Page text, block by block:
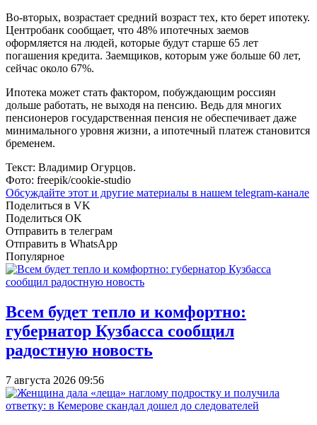
Во-вторых, возрастает средний возраст тех, кто берет ипотеку.
Центробанк сообщает, что 48% ипотечных заемов
оформляется на людей, которые будут старше 65 лет
погашения кредита. Заемщиков, которым уже больше 60 лет,
сейчас около 67%.
Ипотека может стать фактором, побуждающим россиян
дольше работать, не выходя на пенсию. Ведь для многих
пенсионеров государственная пенсия не обеспечивает даже
минимального уровня жизни, а ипотечный платеж становится
бременем.
Текст: Владимир Огурцов.
Фото: freepik/cookie-studio
Обсуждайте этот и другие материалы в нашем telegram-канале
Поделиться в VK
Поделиться OK
Отправить в телеграм
Отправить в WhatsApp
Популярное
Всем будет тепло и комфортно:
губернатор Кузбасса сообщил
радостную новость
7 августа 2026 09:56